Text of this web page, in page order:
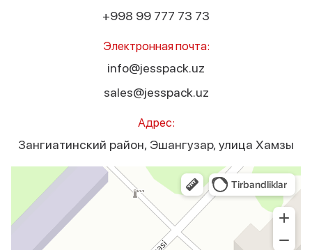
+998 99 777 73 73
Электронная почта:
info@jesspack.uz
sales@jesspack.uz
Адрес:
Зангиатинский район, Эшангузар, улица Хамзы
Оборудование для лёгкой промышленности в Ташкентской области